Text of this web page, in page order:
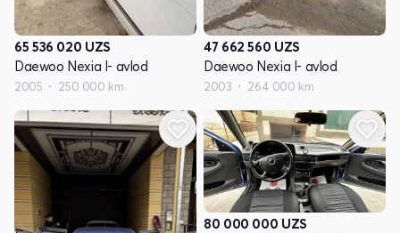
65 536 020 UZS
Daewoo Nexia I- avlod
2005 250 000 km
47 662 560 UZS
Daewoo Nexia I- avlod
2003 264 000 km
80 000 000 UZS